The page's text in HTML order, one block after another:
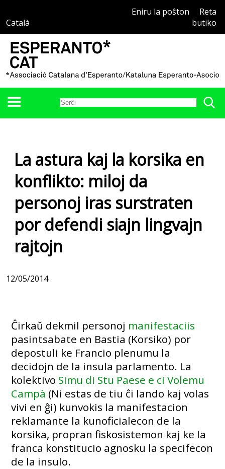
Català
Eniru la poŝton
Reta
butiko
La astura kaj la korsika en
konflikto: miloj da
personoj iras surstraten
por defendi siajn lingvajn
rajtojn
12/05/2014
Ĉirkaŭ dekmil personoj manifestaciis
pasintsabate en Bastia (Korsiko) por
depostuli ke Francio plenumu la
decidojn de la insula parlamento. La
kolektivo Simu di Stu Paese e ci Volemu
Campà (Ni estas de tiu ĉi lando kaj volas
vivi en ĝi) kunvokis la manifestacion
reklamante la kunoficialecon de la
korsika, propran fiskosistemon kaj ke la
franca konstitucio agnosku la specifecon
de la insulo.